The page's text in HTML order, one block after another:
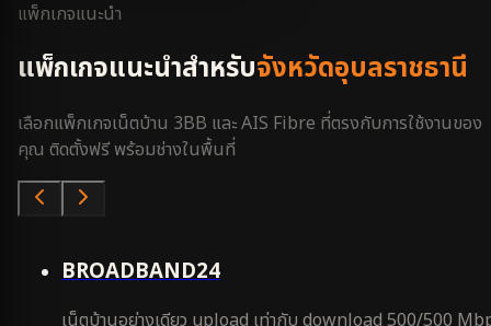
แพ็กเกจแนะนำ
แพ็กเกจแนะนำสำหรับจังหวัดอุบลราชธานี
เลือกแพ็กเกจเน็ตบ้าน 3BB และ AIS Fibre ที่ตรงกับการใช้งานของ
คุณ ติดตั้งฟรี พร้อมช่างในพื้นที่
BROADBAND24
เน็ตบ้านอย่างเดียว upload เท่ากับ download 500/500